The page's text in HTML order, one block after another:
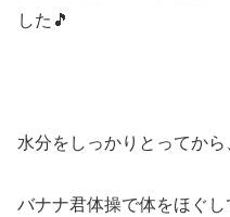
した🎵
水分をしっかりとってか
バナナ君体操で体をほぐ